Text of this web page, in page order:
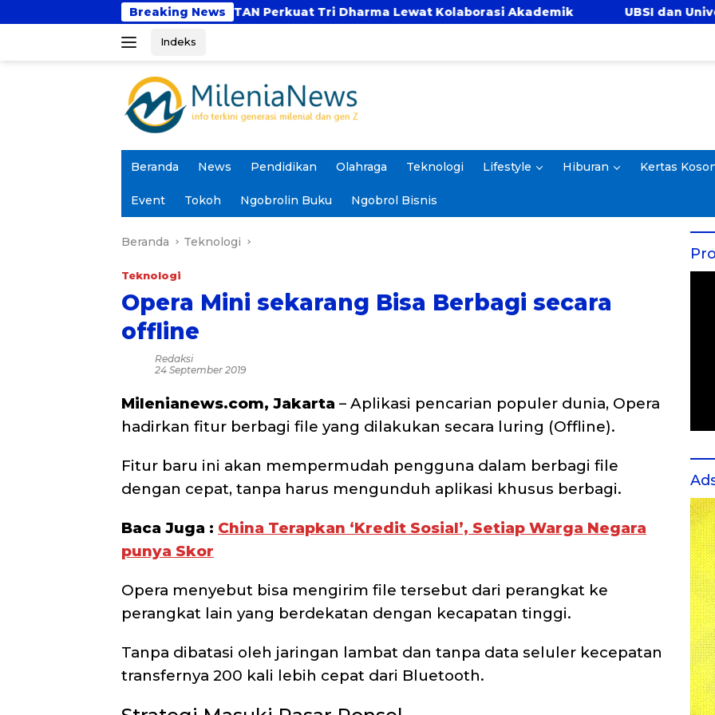
ke
Breaking News
UBSI dan UNTAN Perkuat Tri Dharma Lewat Kolaborasi Akademik UBSI dan Universitas
Indeks
Beranda News Pendidikan Olahraga Teknologi Lifestyle Hiburan Kertas
Event Tokoh Ngobrolin Buku Ngobrol Bisnis
Beranda Teknologi
Teknologi
Opera Mini sekarang Bisa Berbagi secara
offline
Redaksi
24 September 2019
Milenianews.com, Jakarta – Aplikasi pencarian populer dunia, Opera
hadirkan fitur berbagi file yang dilakukan secara luring (Offline).
Fitur baru ini akan mempermudah pengguna dalam berbagi file
dengan cepat, tanpa harus mengunduh aplikasi khusus berbagi.
Baca Juga : China Terapkan ‘Kredit Sosial’, Setiap Warga Negara
punya Skor
Opera menyebut bisa mengirim file tersebut dari perangkat ke
perangkat lain yang berdekatan dengan kecapatan tinggi.
Tanpa dibatasi oleh jaringan lambat dan tanpa data seluler kecepatan
transfernya 200 kali lebih cepat dari Bluetooth.